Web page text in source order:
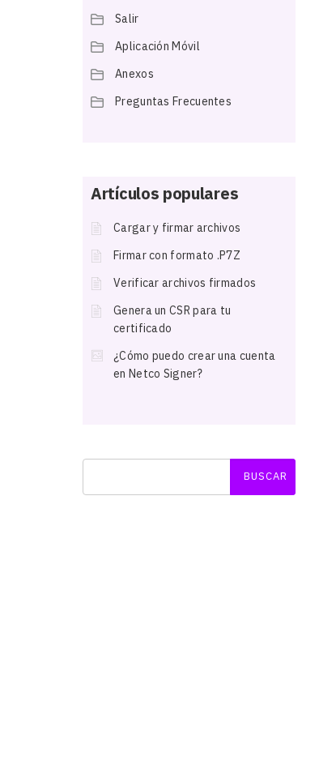
Salir
Aplicación Móvil
Anexos
Preguntas Frecuentes
Artículos populares
Cargar y firmar archivos
Firmar con formato .P7Z
Verificar archivos firmados
Genera un CSR para tu
certificado
¿Cómo puedo crear una cuenta
en Netco Signer?